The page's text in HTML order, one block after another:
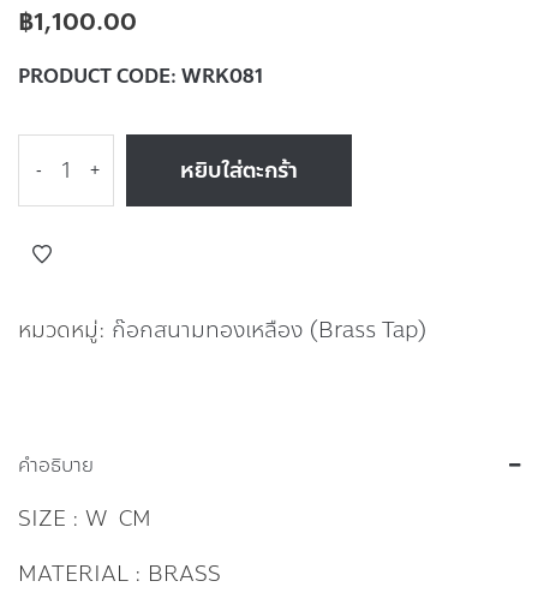
฿1,100.00
PRODUCT CODE: WRK081
- + หยิบใส่ตะกร้า
หมวดหมู่: ก๊อกสนามทองเหลือง (Brass Tap)
คำอธิบาย
SIZE : W CM
MATERIAL : BRASS